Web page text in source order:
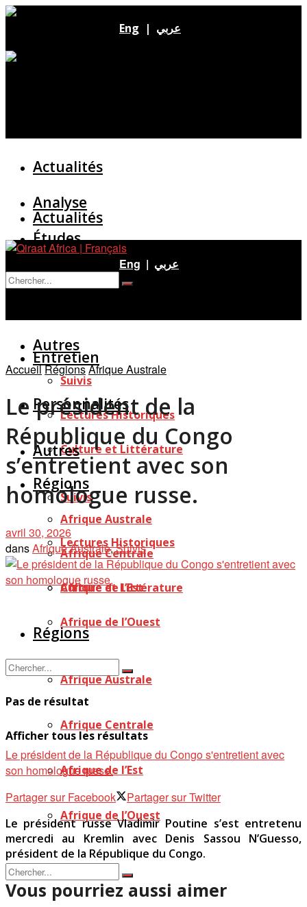
Eng | عربي
Actualités
Analyse
Études
Entretien
Autres
Suivis
Lectures Historiques
Culture et Littérature
Régions
Afrique Australe
Afrique Centrale
Afrique de l’Est
Afrique de l’Ouest
Pas de résultat
Afficher tous les résultats
Actualités
Entretien
Personnalités
Autres
Suivis
Lectures Historiques
Culture et Littérature
Régions
Afrique Australe
Afrique Centrale
Afrique de l’Est
Afrique de l’Ouest
Eng | عربي
AccueilRégionsAfrique Australe
Le président de la
République du Congo
s’entretient avec son
homologue russe.
avril 30, 2026
dansAfrique Australe,Suivis
Le président de la République du Congo s'entretient avec
son homologue russe.
Partager sur Facebook
Partager sur Twitter
Le président russe Vladimir Poutine s’est entretenu
mercredi au Kremlin avec Denis Sassou N’Guesso,
président de la République du Congo.
Vous pourriez aussi aimer